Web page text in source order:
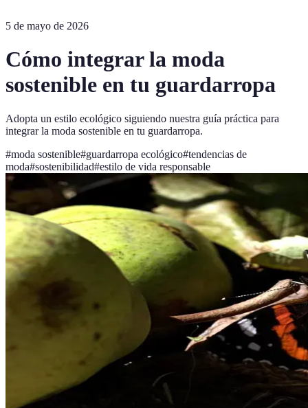
5 de mayo de 2026
Cómo integrar la moda
sostenible en tu guardarropa
Adopta un estilo ecológico siguiendo nuestra guía práctica para
integrar la moda sostenible en tu guardarropa.
#moda sostenible#guardarropa ecológico#tendencias de
moda#sostenibilidad#estilo de vida responsable